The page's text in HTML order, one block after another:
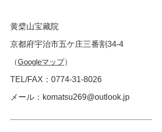
黄檗山宝藏院
京都府宇治市五ケ庄三番割34-4
（Googleマップ）
TEL/FAX：0774-31-8026
メール： komatsu269@outlook.jp